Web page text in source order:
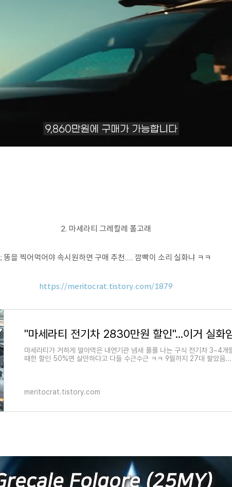
2. 마세라티 그레칼레 폴고래
; 똥을 찍어먹어야 속시원하면 구매 추천.... 깜빡이 소리 실화냐 ㅋㅋ
https://meritocrat.tistory.com/1879
"마세라티 전기차 2830만원 할인"...이거 실화
마세라티가 거하게 말아먹은 내연기관 냄새 풀풀 나는 구식 전기차 3~4개
때한 할인 50%면 살만하다고 다들 수근수근 ㅋㅋ 9월까지 27대 팔았음
meritocrat.tistory.com